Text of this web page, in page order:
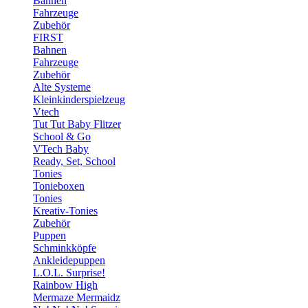
Fahrzeuge
Zubehör
FIRST
Bahnen
Fahrzeuge
Zubehör
Alte Systeme
Kleinkinderspielzeug
Vtech
Tut Tut Baby Flitzer
School & Go
VTech Baby
Ready, Set, School
Tonies
Tonieboxen
Tonies
Kreativ-Tonies
Zubehör
Puppen
Schminkköpfe
Ankleidepuppen
L.O.L. Surprise!
Rainbow High
Mermaze Mermaidz